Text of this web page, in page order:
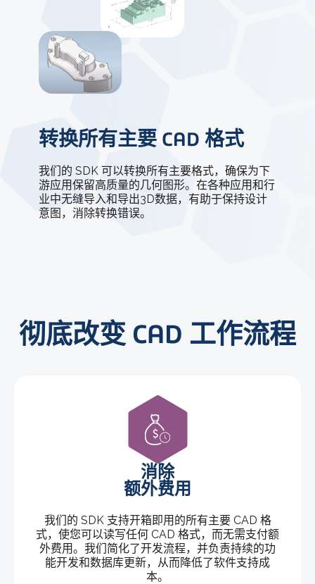
转换所有主要 CAD 格式
我们的 SDK 可以转换所有主要格式，确保为下
游应用保留高质量的几何图形。在各种应用和行
业中无缝导入和导出3D数据，有助于保持设计
意图，消除转换错误。
彻底改变 CAD 工作流程
消除
额外费用
我们的 SDK 支持开箱即用的所有主要 CAD 格
式，使您可以读写任何 CAD 格式，而无需支付额
外费用。我们简化了开发流程，并负责持续的功
能开发和数据库更新，从而降低了软件支持成
本。